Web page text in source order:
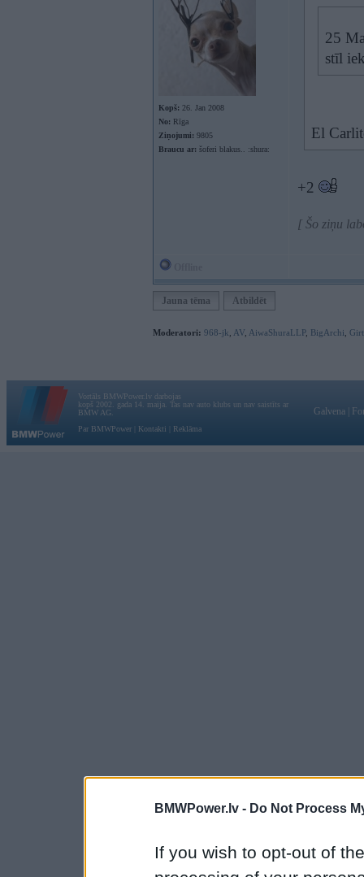
BMWPower.lv - Do Not Process
If you wish to opt-out of
Kopš: 26. Jan 2008
No: Rīga
Ziņojumi: 9805
Braucu ar: šoferi blakus.. :shura:
25
stīl
El
+2
[ Šo ziņu
Jauna tēma Atbildēt
Moderatori: 968-jk AV AiwaShuraLLP, BigArchi
Vortāls BMWPower.lv darbojas
kopš 2002. gada 14. maija. Tas nav auto klubs un nav saistīts ar
BMW AG.
Par BMWPower
Kontakti Reklāma
Galvena